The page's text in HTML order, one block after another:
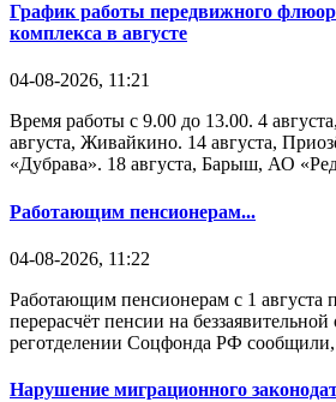
График работы передвижного
комплекса в августе
04-08-2026, 11:21
Время работы с 9.00 до 13.00. 4
августа, Живайкино. 14 августа,
«Дубрава». 18 августа, Барыш, АО
Работающим пенсионерам...
04-08-2026, 11:22
Работающим пенсионерам с 1 августа
перерасчёт пенсии на
реготделении Соцфонда РФ сообщили,
Нарушение миграционного